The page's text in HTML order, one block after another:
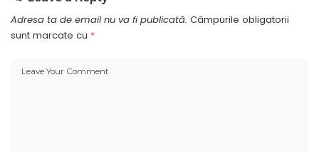
Adresa ta de email nu va fi publicată. Câmpurile obligatorii
sunt marcate cu *